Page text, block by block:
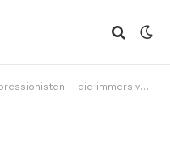
– die immersive Ausstellung“